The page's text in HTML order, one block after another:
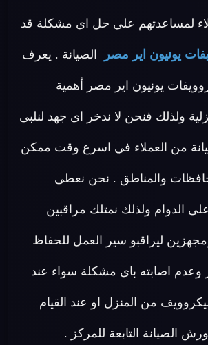
لمساعدتهم علي حل اى مشكلة قد
يونيون اير مصر الصيانة . يعرف
يونيون اير مصر أهمية
ولذلك فنحن لا ندخر اى جهد لنلبى
من العملاء في اسرع وقت ممكن
والمناطق . نحن نعطى
على الدوام ولذلك نمتلك مراقبين
ليراقبو سير العمل للحفاظ
وعدم اصابته باى مشكلة سواء عند
من المنزل او عند القيام
الصيانة التابعة للمركز .